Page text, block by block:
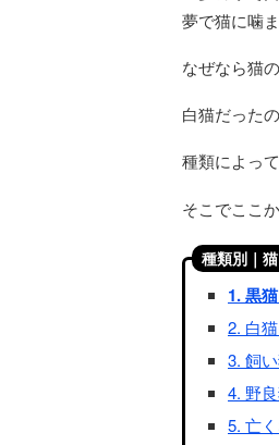
夢で猫に噛
なぜなら猫
白猫だった
種類によっ
そこでここか
種類別｜
1. 黒
2. 白
3. 飼
4. 野
5. 亡